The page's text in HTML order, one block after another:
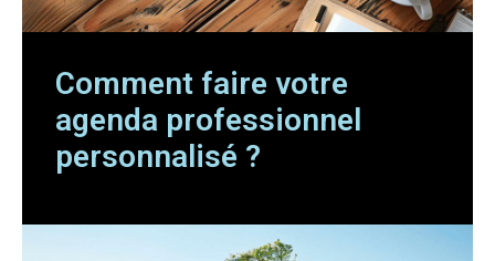
Comment faire votre
agenda professionnel
personnalisé ?